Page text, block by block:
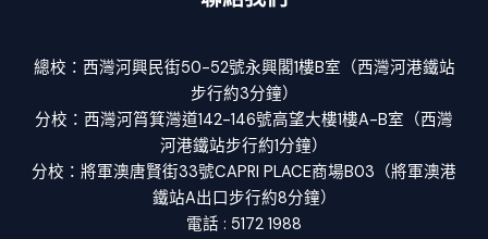
總校：西灣河興民街50-52號永興閣1樓B室（西灣河港鐵站
步行約3分鐘）
分校：西灣河筲箕灣道142-146號高望大樓1樓A-B室（西灣
河港鐵站步行約1分鐘）
分校：將軍澳唐賢街33號CAPRI PLACE商場B03（將軍澳港
鐵站A出口步行約8分鐘）
電話 : 5172 1988